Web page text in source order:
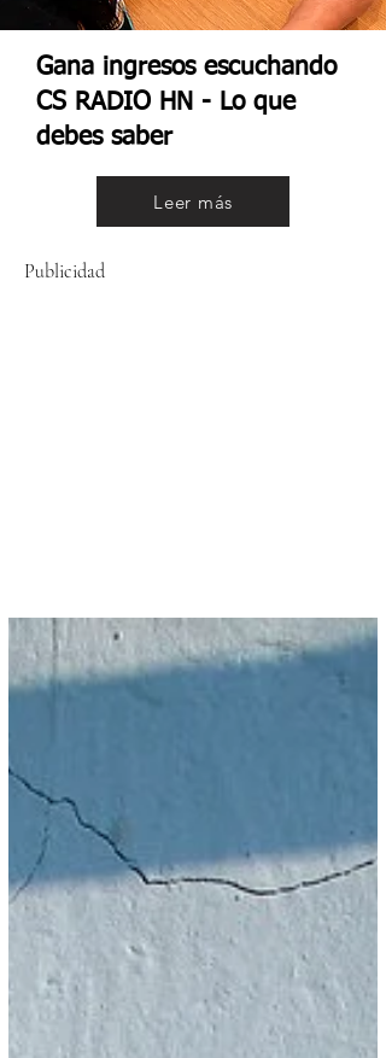
Gana ingresos escuchando
CS RADIO HN - Lo que
debes saber
Leer más
Publicidad